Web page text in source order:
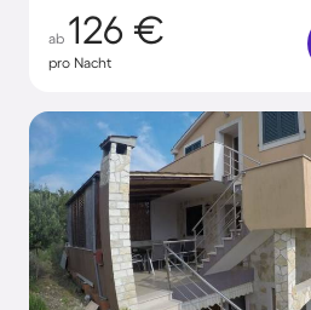
ab 126 €
pro Nacht